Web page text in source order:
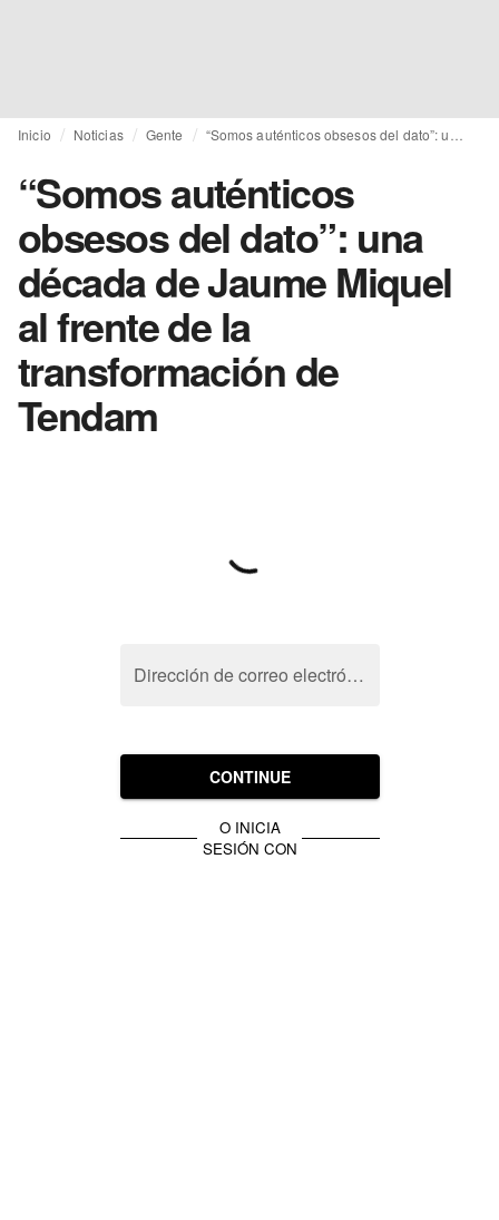
Inicio Noticias Gente
“Somos auténticos
obsesos del dato”: una
década de Jaume Miquel
al frente de la
transformación de
Tendam
Dirección de correo electrónico
CONTINUE
O INICIA
SESIÓN CON